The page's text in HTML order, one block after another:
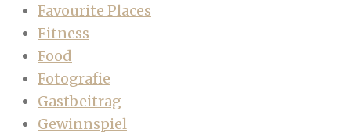
Favourite Places
Fitness
Food
Fotografie
Gastbeitrag
Gewinnspiel